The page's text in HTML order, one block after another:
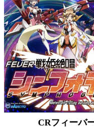
CRフィーバ